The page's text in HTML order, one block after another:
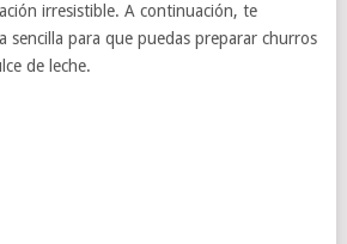
irresistible. A continuación, te
sencilla para que puedas preparar churros
de leche.